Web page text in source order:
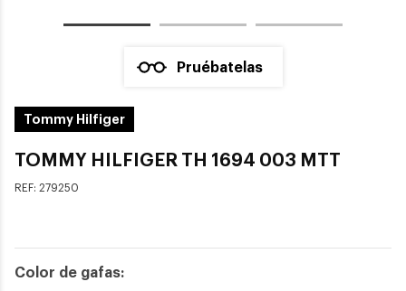
Pruébatelas
Tommy Hilfiger
TOMMY HILFIGER TH 1694 003 MTT
REF: 279250
Color de gafas: